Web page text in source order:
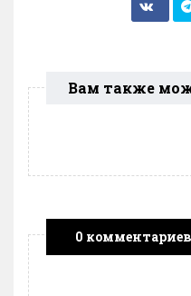
Вам также
0 комментариев